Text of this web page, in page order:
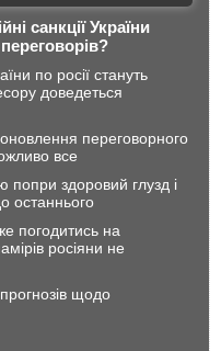
санкції України
по росії стануть
доведеться
переговорного
все
попри здоровий глузд і
останнього
погодитись на
росіяни не
щодо